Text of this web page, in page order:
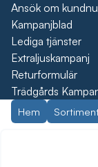
Ansök om
Kampanjblad
Lediga tjänster
Extraljuskampanj
Returformulär
Trädgårds
Hem